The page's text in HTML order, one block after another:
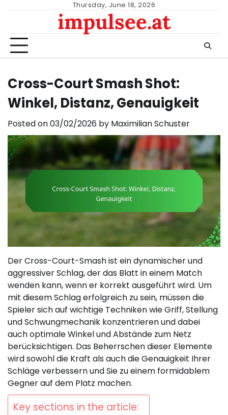
Thursday, June 18, 2026
impulsee.at
Cross-Court Smash Shot:
Winkel, Distanz, Genauigkeit
Posted on03/02/2026 by Maximilian Schuster
Der Cross-Court-Smash ist ein dynamischer und
aggressiver Schlag, der das Blatt in einem Match
wenden kann, wenn er korrekt ausgeführt wird. Um
mit diesem Schlag erfolgreich zu sein, müssen die
Spieler sich auf wichtige Techniken wie Griff, Stellung
und Schwungmechanik konzentrieren und dabei
auch optimale Winkel und Abstände zum Netz
berücksichtigen. Das Beherrschen dieser Elemente
wird sowohl die Kraft als auch die Genauigkeit Ihrer
Schläge verbessern und Sie zu einem formidablem
Gegner auf dem Platz machen.
Key sections in the article: